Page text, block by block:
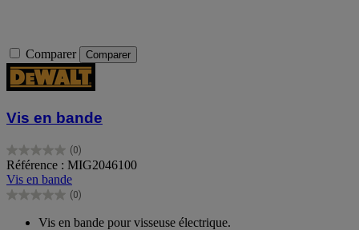
Comparer Comparer
Vis en bande
(0)
0.0
sur
5
étoiles.
Référence : MIG2046100
Vis en bande
(0)
0.0
Vis en bande pour visseuse électrique.